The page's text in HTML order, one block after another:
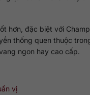
hơn, đặc biệt với
thống quen thuộc
ngon hay cao cấp.
vị